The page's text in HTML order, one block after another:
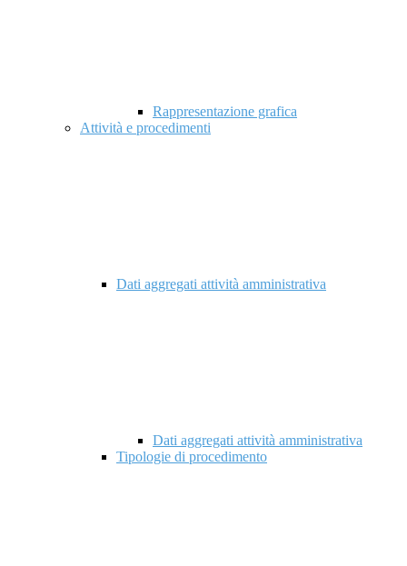
Rappresentazione grafica
Attività e procedimenti
Dati aggregati attività amministrativa
Dati aggregati attività amministrativa
Tipologie di procedimento